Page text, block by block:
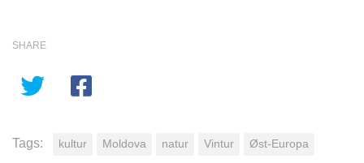
SHARE
Tags: kultur Moldova natur Vintur Øst-Europa